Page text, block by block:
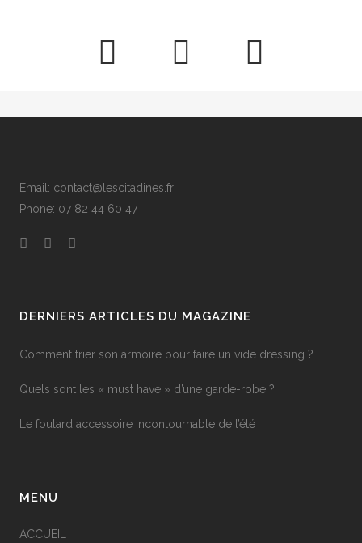
Email: contact@lescitadines.fr
Phone: 07 82 44 60 47
DERNIERS ARTICLES DU MAGAZINE
Comment trier son armoire pour faire un vide dressing ?
Quels sont les « must have » d’une garde-robe ?
Le foulard accessoire incontournable de l’été
MENU
ACCUEIL